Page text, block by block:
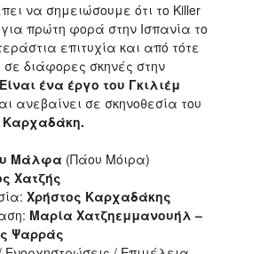
να σημειώσουμε ότι το Killer
πρώτη φορά στην Ισπανία το
επιτυχία και από τότε
σε διάφορες σκηνές στην
Είναι ένα έργο του Γκιλιέμ
ανεβαίνει σε σκηνοθεσία του
Καρχαδάκη.
Μάλφα (Πάου Μόιρα)
Χατζής
Χρήστος Καρχαδάκης
Μαρία Χατζηεμμανουήλ –
Ψαρράς